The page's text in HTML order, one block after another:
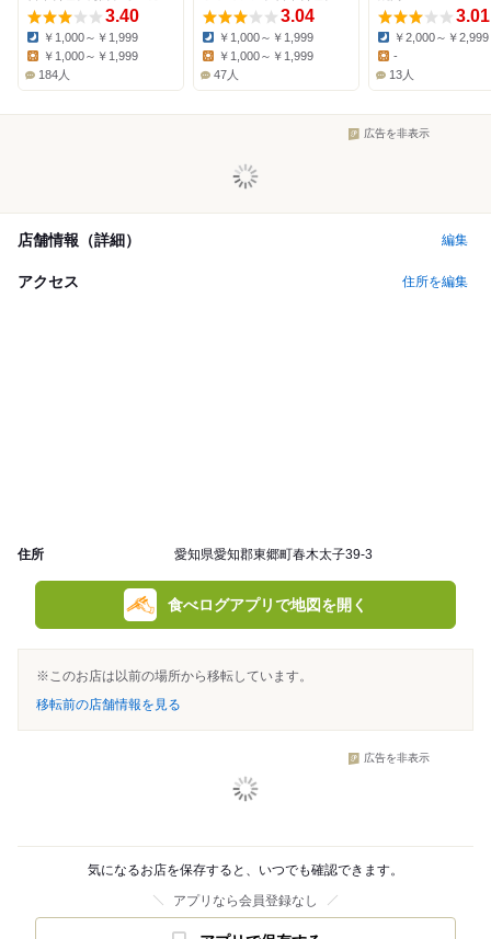
3.40
Dinner:
￥1,000～￥1,999
￥1,000～￥1,999
184人
3.04
Dinner:
￥1,000～￥1,999
Lunch:
￥1,000～￥1,999
47人
3.01
Dinner:
￥2,000～￥2,999
Lunch:
-
13人
広告を非表示
店舗情報（詳細） 編集
アクセス 住所を編集
住所 愛知県愛知郡東郷町春木太子39-3
食べログアプリで地図を開く
※このお店は以前の場所から移転しています。
移転前の店舗情報を見る
広告を非表示
気になるお店を保存すると、いつでも確認できます。
アプリなら会員登録なし